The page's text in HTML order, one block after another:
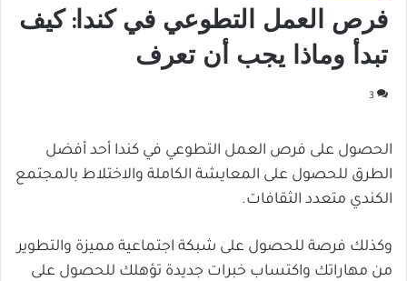
فرص العمل التطوعي في كندا: كيف
تبدأ وماذا يجب أن تعرف
3
الحصول على فرص العمل التطوعي في كندا أحد أفضل
الطرق للحصول على المعايشة الكاملة والاختلاط بالمجتمع
الكندي متعدد الثقافات.
وكذلك فرصة للحصول على شبكة اجتماعية مميزة والتطوير
من مهاراتك واكتساب خبرات جديدة تؤهلك للحصول على